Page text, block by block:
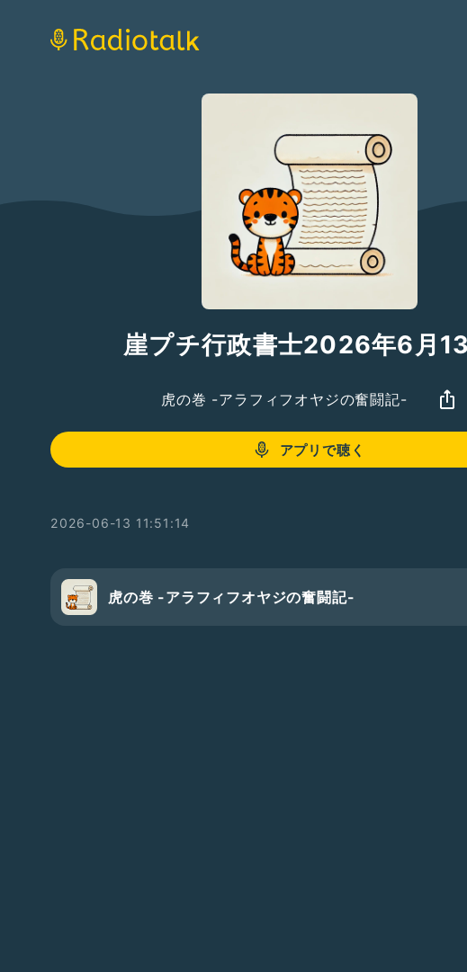
崖プチ行政書士2026年6月
虎の巻 -アラフィフオヤジの奮闘記-
アプリで聴く
2026-06-13 11:51:14
虎の巻 -アラフィフオヤジの奮闘記-